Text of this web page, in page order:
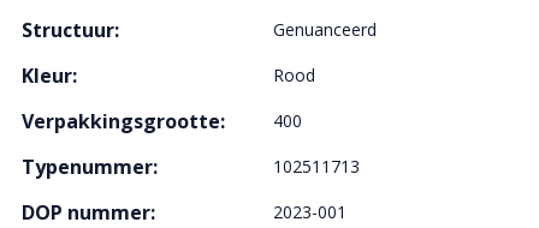
Structuur: Genuanceerd
Kleur: Rood
Verpakkingsgrootte: 400
Typenummer: 102511713
DOP nummer: 2023-001